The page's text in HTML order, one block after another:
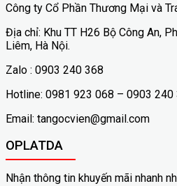
Công ty Cổ Phần Thương Mại và
Địa chỉ: Khu TT H26 Bộ Công An,
Liêm, Hà Nội.
Zalo : 0903 240 368
Hotline: 0981 923 068 – 0903 240
Email: tangocvien@gmail.com
OPLATDA
Nhận thông tin khuyến mãi nhanh